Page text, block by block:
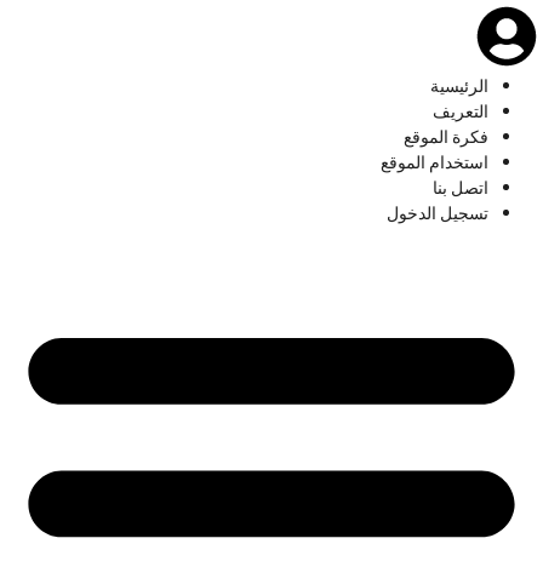
الرئيسية
التعريف
فكرة الموقع
استخدام الموقع
اتصل بنا
تسجيل الدخول